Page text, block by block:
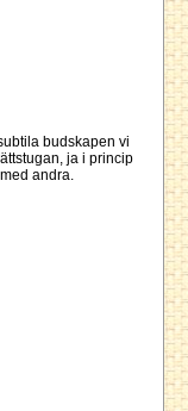
budskapen vi
ja i princip
andra.